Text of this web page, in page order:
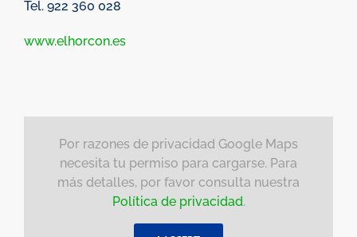
Tel. 922 360 028
www.elhorcon.es
Por razones de privacidad Google Maps
necesita tu permiso para cargarse. Para
más detalles, por favor consulta nuestra
Política de privacidad.